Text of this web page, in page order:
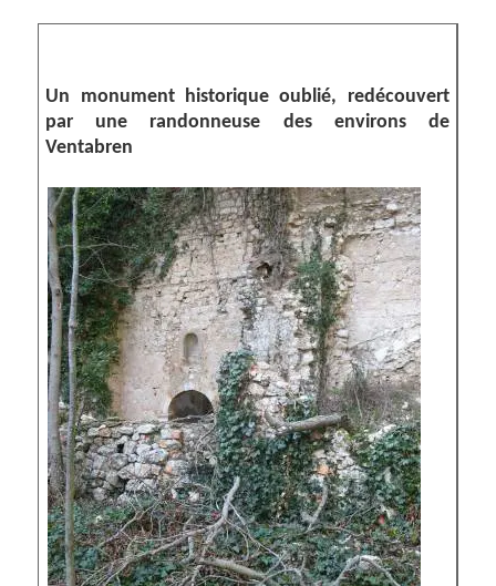
Un monument historique oublié, redécouvert
par une randonneuse des environs de
Ventabren